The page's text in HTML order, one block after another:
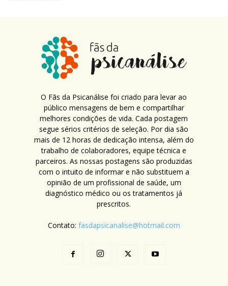
O Fãs da Psicanálise foi criado para levar ao
público mensagens de bem e compartilhar
melhores condições de vida. Cada postagem
segue sérios critérios de seleção. Por dia são
mais de 12 horas de dedicação intensa, além do
trabalho de colaboradores, equipe técnica e
parceiros. As nossas postagens são produzidas
com o intuito de informar e não substituem a
opinião de um profissional de saúde, um
diagnóstico médico ou os tratamentos já
prescritos.
Contato: fasdapsicanalise@hotmail.com